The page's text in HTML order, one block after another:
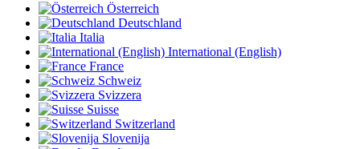
Österreich
Deutschland
Italia
International (English)
France
Schweiz
Svizzera
Suisse
Switzerland
Slovenija